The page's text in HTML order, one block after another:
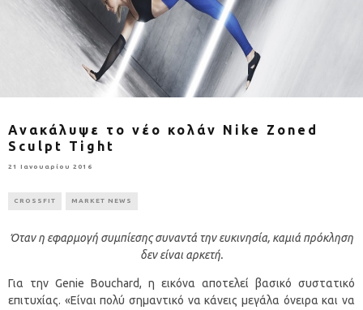
Ανακάλυψε το νέο κολάν Nike Zoned
Sculpt Tight
21 Ιανουαρίου 2016
CROSSFIT MARKET NEWS
Όταν η εφαρμογή συμπίεσης συναντά την ευκινησία, καμιά πρόκληση
δεν είναι αρκετή.
Για την Genie Bouchard, η εικόνα αποτελεί βασικό συστατικό
επιτυχίας. «Είναι πολύ σημαντικό να κάνεις μεγάλα όνειρα και να